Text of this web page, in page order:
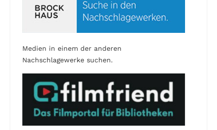
Medien in einem der anderen
Nachschlagewerke suchen.